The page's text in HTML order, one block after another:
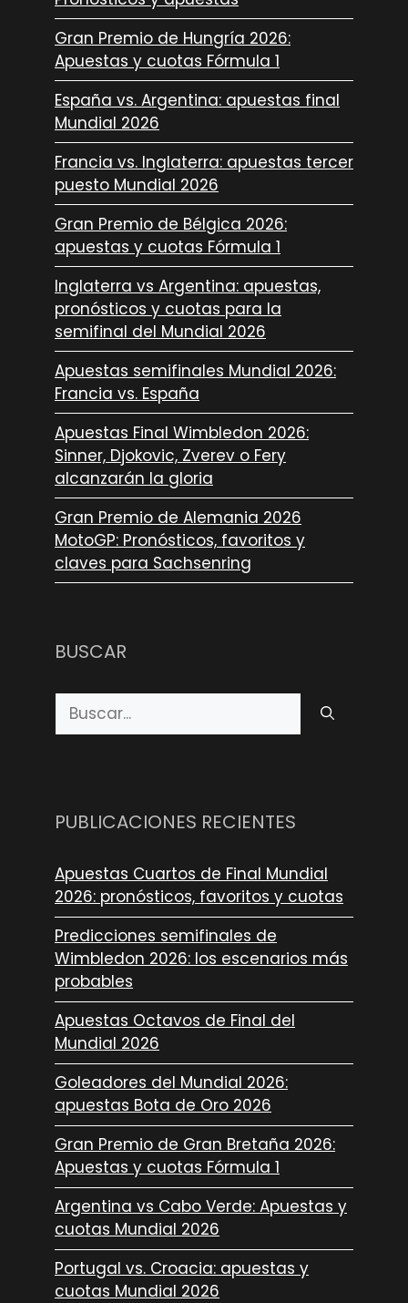
Gran Premio de Hungría 2026:
Apuestas y cuotas Fórmula 1
España vs. Argentina: apuestas final
Mundial 2026
Francia vs. Inglaterra: apuestas tercer
puesto Mundial 2026
Gran Premio de Bélgica 2026:
apuestas y cuotas Fórmula 1
Inglaterra vs Argentina: apuestas,
pronósticos y cuotas para la
semifinal del Mundial 2026
Apuestas semifinales Mundial 2026:
Francia vs. España
Apuestas Final Wimbledon 2026:
Sinner, Djokovic, Zverev o Fery
alcanzarán la gloria
Gran Premio de Alemania 2026
MotoGP: Pronósticos, favoritos y
claves para Sachsenring
BUSCAR
Buscar:
PUBLICACIONES RECIENTES
Apuestas Cuartos de Final Mundial
2026: pronósticos, favoritos y cuotas
Predicciones semifinales de
Wimbledon 2026: los escenarios más
probables
Apuestas Octavos de Final del
Mundial 2026
Goleadores del Mundial 2026:
apuestas Bota de Oro 2026
Gran Premio de Gran Bretaña 2026:
Apuestas y cuotas Fórmula 1
Argentina vs Cabo Verde: Apuestas y
cuotas Mundial 2026
Portugal vs. Croacia: apuestas y
cuotas Mundial 2026